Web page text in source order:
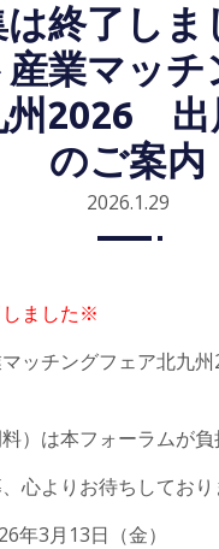
は終了し
業マッチ
州2026 出
のご案内
2026.1.29
ました※
ッチングフェア北九
）は本フォーラムが負
心よりお待ちしており
3月13日（金）